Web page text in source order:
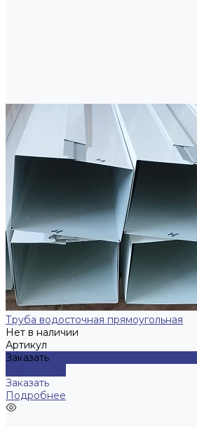
Труба водосточная прямоугольная
Нет в наличии
Артикул
Заказать
Заказать
Подробнее